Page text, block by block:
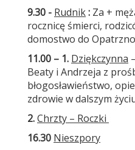
9.30 - Rudnik: Za +
rocznicę śmierci,
domostwo do
11.00 – 1. Dziękczynna
Beaty i Andrzeja z
błogosławieństwo,
zdrowie w dalszym
2.Chrzty – Roczki
16.30 Nieszpory